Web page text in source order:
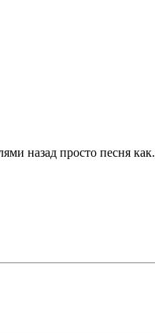
назад просто песня как.